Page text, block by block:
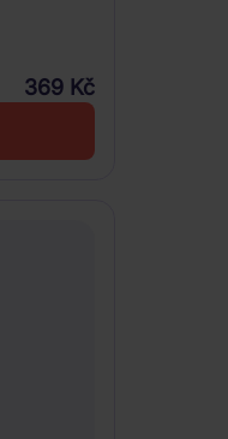
369 Kč